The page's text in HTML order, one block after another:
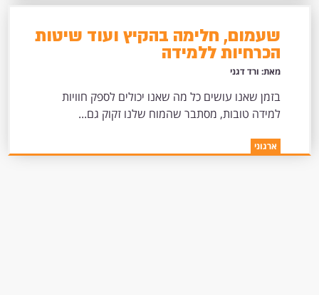
שעמום, חלימה בהקיץ ועוד שיטות
הכרחיות ללמידה
מאת: ורד דגני
בזמן שאנו עושים כל מה שאנו יכולים לספק חוויות
למידה טובות, מסתבר שהמוח שלנו זקוק גם...
ארגוני